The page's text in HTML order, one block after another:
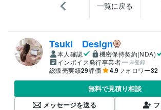
一覧に戻る
Tsuki Design
本人確認
機密保持契約(NDA)
インボイス発行事業者
未登録
総販売実績29評価 4.9フォロワー32
無料で見積り相談
メッセージを送る